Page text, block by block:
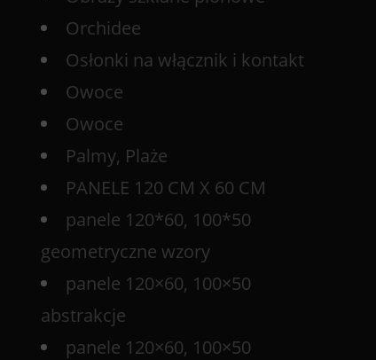
Orchidee
Osłonki na włącznik i kontakt
Owoce
Owoce
Palmy, Plaże
PANELE 120 CM X 60 CM
panele 120*60, 100*50
geometryczne wzory
panele 120×60, 100×50
abstrakcje
panele 120×60, 100×50